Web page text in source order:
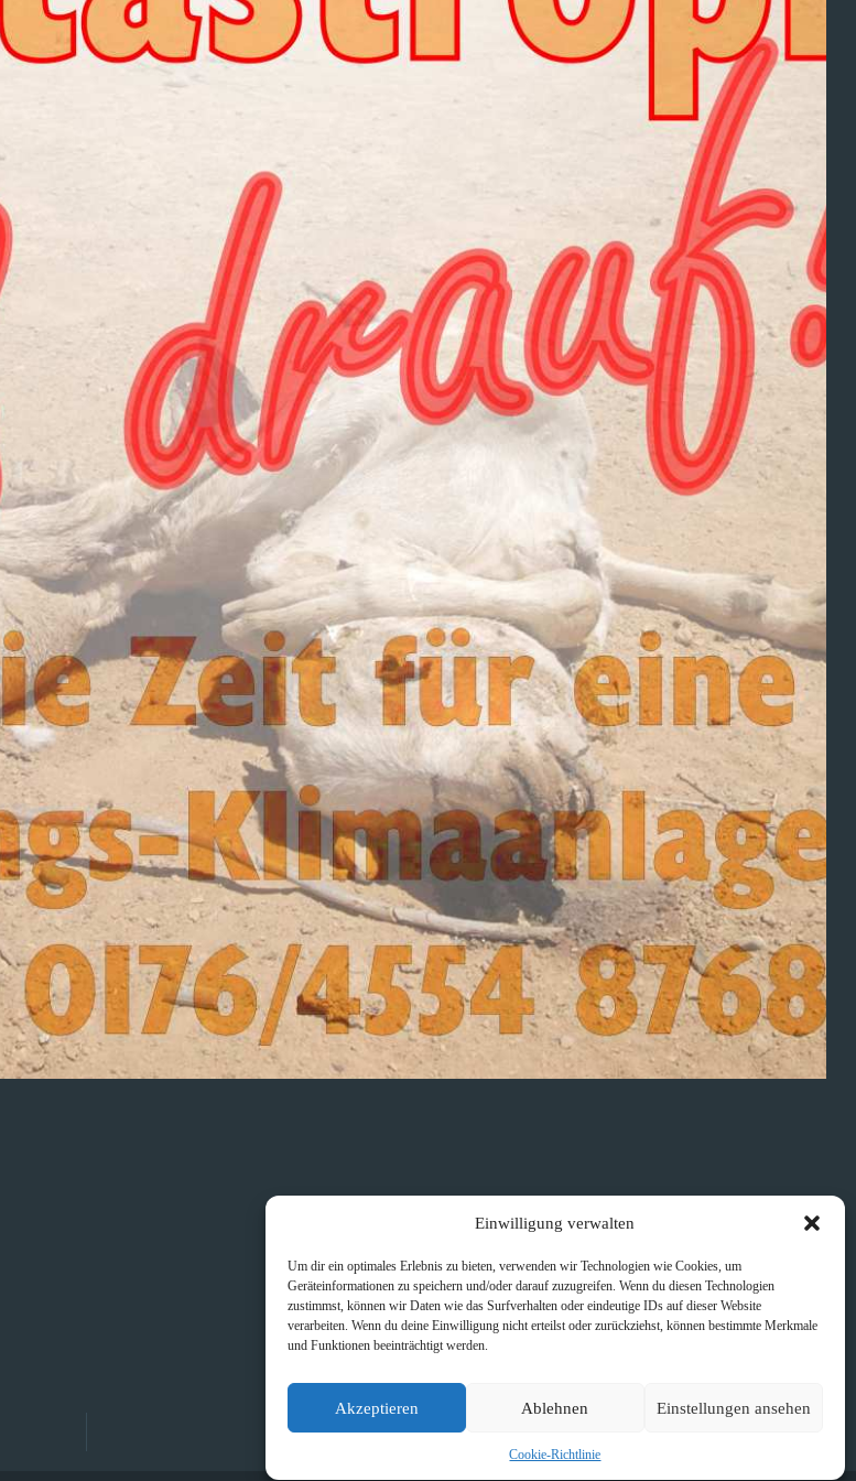
Einwilligung verwalten
Um dir ein optimales Erlebnis zu bieten, verwenden wir Technologien wie Cookies, um
Geräteinformationen zu speichern und/oder darauf zuzugreifen. Wenn du diesen Technologien
zustimmst, können wir Daten wie das Surfverhalten oder eindeutige IDs auf dieser Website
verarbeiten. Wenn du deine Einwilligung nicht erteilst oder zurückziehst, können bestimmte Merkmale
und Funktionen beeinträchtigt werden.
Akzeptieren Ablehnen Einstellungen ansehen
Cookie-Richtlinie